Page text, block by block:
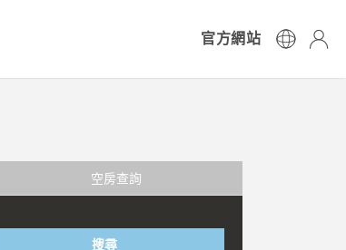
官方網站
空房查詢
搜尋